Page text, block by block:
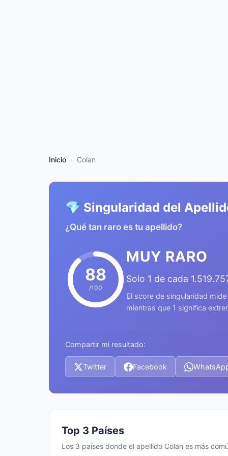
Inicio Colan
💎 Singularidad del
¿Qué tan raro es tu apellido?
88
/100
MUY RARO
Solo 1 de cada
El score de singularidad
mientras que 1 significa
Compartir mi resultado:
Twitter Facebook
Top 3 Países
Los 3 países donde el apellido Colan es más